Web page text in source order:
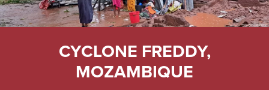
CYCLONE FREDDY,
MOZAMBIQUE